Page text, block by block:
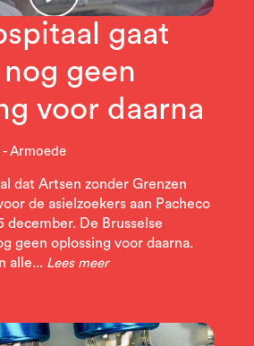
gaat
geen
voor daarna
Armoede
dat Artsen zonder Grenzen
de asielzoekers aan Pacheco
december. De Brusselse
geen oplossing voor daarna.
alle... Lees meer